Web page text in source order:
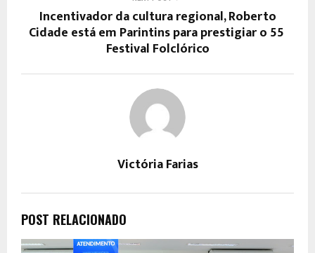
Incentivador da cultura regional, Roberto
Cidade está em Parintins para prestigiar o 55º
Festival Folclórico
Victória Farias
POST RELACIONADO